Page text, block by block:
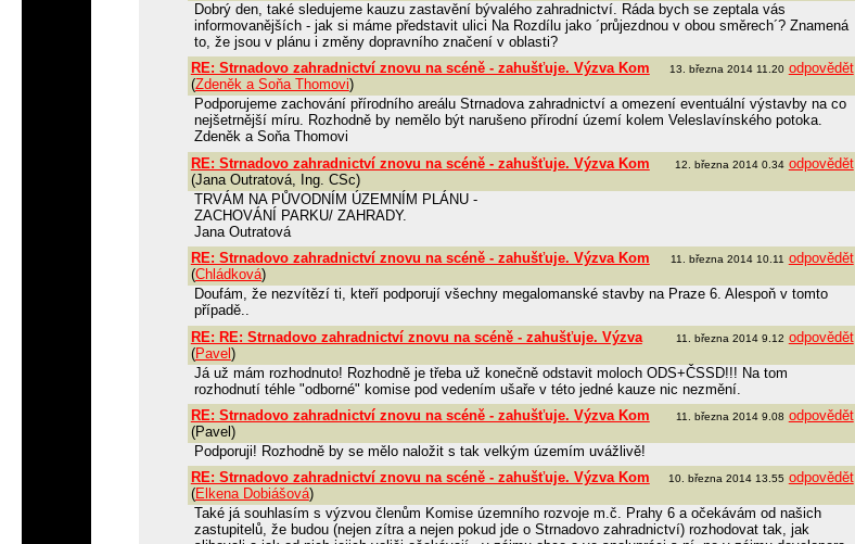
Dobrý den, také sledujeme kauzu zastavění bývalého zahradnictví. Ráda bych se zeptala vás
informovanějších - jak si máme představit ulici Na Rozdílu jako ´průjezdnou v obou směrech´? Znamená
to, že jsou v plánu i změny dopravního značení v oblasti?
13. března 2014 11.20 odpovědět
RE: Strnadovo zahradnictví znovu na scéně - zahušťuje. Výzva Kom
(Zdeněk a Soňa Thomovi)
Podporujeme zachování přírodního areálu Strnadova zahradnictví a omezení eventuální výstavby na co
nejšetrnější míru. Rozhodně by nemělo být narušeno přírodní území kolem Veleslavínského potoka.
Zdeněk a Soňa Thomovi
12. března 2014 0.34 odpovědět
RE: Strnadovo zahradnictví znovu na scéně - zahušťuje. Výzva Kom
(Jana Outratová, Ing. CSc)
TRVÁM NA PŮVODNÍM ÚZEMNÍM PLÁNU -
ZACHOVÁNÍ PARKU/ ZAHRADY.
Jana Outratová
11. března 2014 10.11 odpovědět
RE: Strnadovo zahradnictví znovu na scéně - zahušťuje. Výzva Kom
(Chládková)
Doufám, že nezvítězí ti, kteří podporují všechny megalomanské stavby na Praze 6. Alespoň v tomto
případě..
11. března 2014 9.12 odpovědět
RE: RE: Strnadovo zahradnictví znovu na scéně - zahušťuje. Výzva
(Pavel)
Já už mám rozhodnuto! Rozhodně je třeba už konečně odstavit moloch ODS+ČSSD!!! Na tom
rozhodnutí téhle "odborné" komise pod vedením ušaře v této jedné kauze nic nezmění.
11. března 2014 9.08 odpovědět
RE: Strnadovo zahradnictví znovu na scéně - zahušťuje. Výzva Kom
(Pavel)
Podporuji! Rozhodně by se mělo naložit s tak velkým územím uvážlivě!
10. března 2014 13.55 odpovědět
RE: Strnadovo zahradnictví znovu na scéně - zahušťuje. Výzva Kom
(Elkena Dobiášová)
Také já souhlasím s výzvou členům Komise územního rozvoje m.č. Prahy 6 a očekávám od našich
zastupitelů, že budou (nejen zítra a nejen pokud jde o Strnadovo zahradnictví) rozhodovat tak, jak